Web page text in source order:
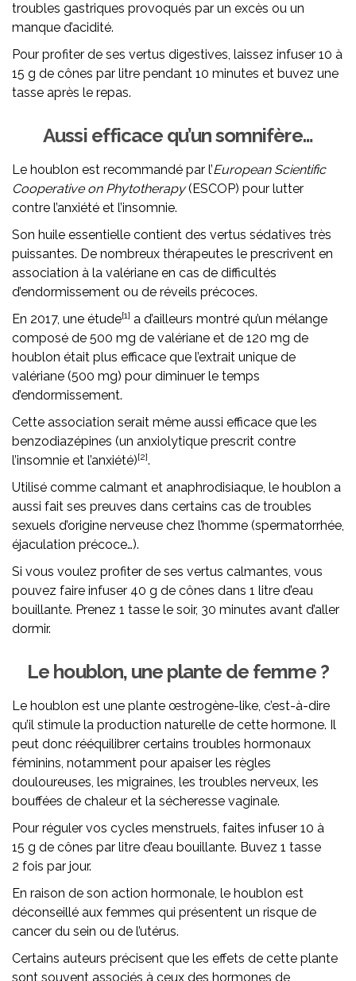
troubles gastriques provoqués par un excès ou un
manque d’acidité.
Pour profiter de ses vertus digestives, laissez infuser 10 à
15 g de cônes par litre pendant 10 minutes et buvez une
tasse après le repas.
Aussi efficace qu’un somnifère…
Le houblon est recommandé par l’European Scientific
Cooperative on Phytotherapy(ESCOP) pour lutter
contre l’anxiété et l’insomnie.
Son huile essentielle contient des vertus sédatives très
puissantes. De nombreux thérapeutes le prescrivent en
association à la valériane en cas de difficultés
d’endormissement ou de réveils précoces.
En 2017, une étude[1] a d’ailleurs montré qu’un mélange
composé de 500 mg de valériane et de 120 mg de
houblon était plus efficace que l’extrait unique de
valériane (500 mg) pour diminuer le temps
d’endormissement.
Cette association serait même aussi efficace que les
benzodiazépines (un anxiolytique prescrit contre
l’insomnie et l’anxiété)[2].
Utilisé comme calmant et anaphrodisiaque, le houblon a
aussi fait ses preuves dans certains cas de troubles
sexuels d’origine nerveuse chez l’homme (spermatorrhée,
éjaculation précoce…).
Si vous voulez profiter de ses vertus calmantes, vous
pouvez faire infuser 40 g de cônes dans 1 litre d’eau
bouillante. Prenez 1 tasse le soir, 30 minutes avant d’aller
dormir.
Le houblon, une plante de femme ?
Le houblon est une plante œstrogène-like, c’est-à-dire
qu’il stimule la production naturelle de cette hormone. Il
peut donc rééquilibrer certains troubles hormonaux
féminins, notamment pour apaiser les règles
douloureuses, les migraines, les troubles nerveux, les
bouffées de chaleur et la sécheresse vaginale.
Pour réguler vos cycles menstruels, faites infuser 10 à
15 g de cônes par litre d’eau bouillante. Buvez 1 tasse
2 fois par jour.
En raison de son action hormonale, le houblon est
déconseillé aux femmes qui présentent un risque de
cancer du sein ou de l’utérus.
Certains auteurs précisent que les effets de cette plante
sont souvent associés à ceux des hormones de